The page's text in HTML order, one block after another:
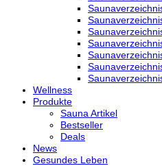
Wellness
Produkte
Sauna Artikel
Bestseller
Deals
News
Gesundes Leben